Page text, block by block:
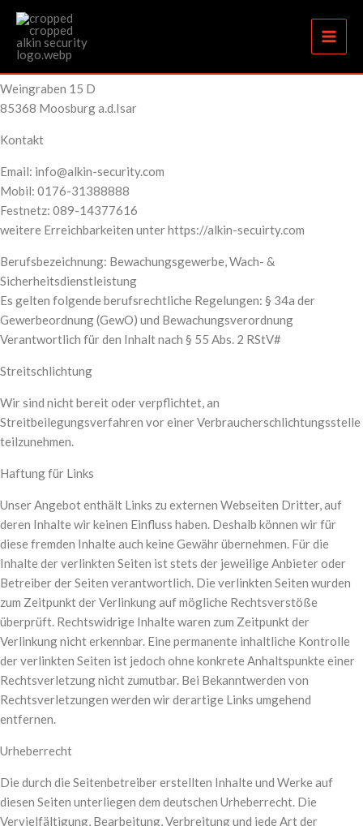
Zum
Inhalt
springen
Angaben gemäß § 5 TMG
Alkin Security GmbH
Weingraben 15 D
85368 Moosburg a.d.Isar
Kontakt
Email: info@alkin-security.com
Mobil: 0176-31388888
Festnetz: 089-14377616
weitere Erreichbarkeiten unterhttps://alkin-secuirty.com
Berufsbezeichnung: Bewachungsgewerbe, Wach- &
Sicherheitsdienstleistung
Es gelten folgende berufsrechtliche Regelungen: § 34a der
Gewerbeordnung (GewO) und Bewachungsverordnung
Verantwortlich für den Inhalt nach § 55 Abs. 2 RStV#
Streitschlichtung
Wir sind nicht bereit oder verpflichtet, an
Streitbeilegungsverfahren vor einer Verbraucherschlichtungsstelle
teilzunehmen.
Haftung für Links
Unser Angebot enthält Links zu externen Webseiten Dritter, auf
deren Inhalte wir keinen Einfluss haben. Deshalb können wir für
diese fremden Inhalte auch keine Gewähr übernehmen. Für die
Inhalte der verlinkten Seiten ist stets der jeweilige Anbieter oder
Betreiber der Seiten verantwortlich. Die verlinkten Seiten wurden
zum Zeitpunkt der Verlinkung auf mögliche Rechtsverstöße
überprüft. Rechtswidrige Inhalte waren zum Zeitpunkt der
Verlinkung nicht erkennbar. Eine permanente inhaltliche Kontrolle
der verlinkten Seiten ist jedoch ohne konkrete Anhaltspunkte einer
Rechtsverletzung nicht zumutbar. Bei Bekanntwerden von
Rechtsverletzungen werden wir derartige Links umgehend
entfernen.
Urheberrecht
Die durch die Seitenbetreiber erstellten Inhalte und Werke auf
diesen Seiten unterliegen dem deutschen Urheberrecht. Die
Vervielfältigung, Bearbeitung, Verbreitung und jede Art der